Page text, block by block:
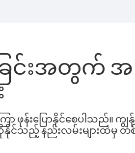
ြင်းအတွက်
ာ ဖုန်းပြောနိုင်စေပါသည်။
နိုင်သည့် နည်းလမ်းများထဲမှ တ